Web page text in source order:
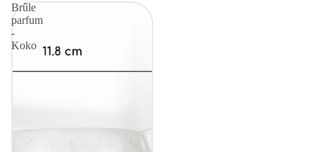
Brûle
parfum
-
Koko